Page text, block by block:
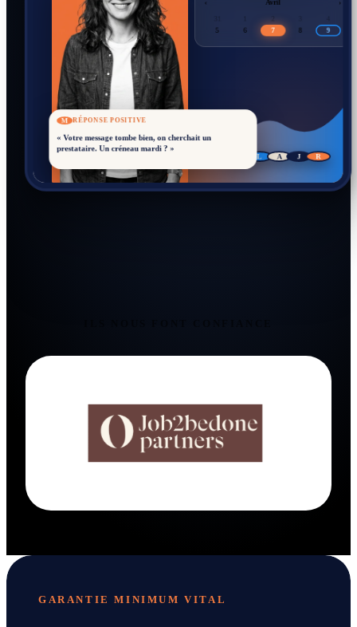
M RÉPONSE POSITIVE
« Votre message tombe bien, on cherchait un
prestataire. Un créneau mardi ? »
‹ Avril ›
5 6 7 8 9
L A J R
GARANTIE MINIMUM VITAL